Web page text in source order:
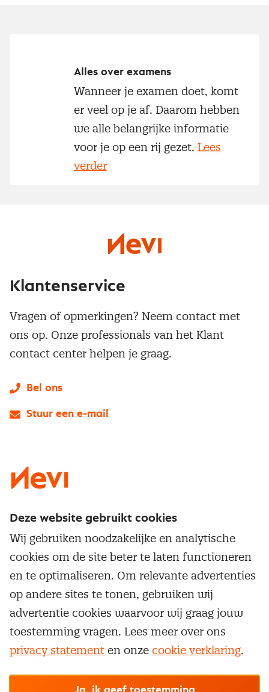
Alles over examens
Wanneer je examen doet, komt
er veel op je af. Daarom hebben
we alle belangrijke informatie
voor je op een rij gezet. Lees
verder
Service & contact
Over inkoop
Netwerk en communities
Aanmelden nieuwsbrief
Word lid van Nevi
Inkoop vacatures
Populaire thema's
Aanbesteden
Contractmanagement
Kostenmanagement
Onderhandelen
Supply management
Opleidingen en trainingen
Trainingen
Opleidingen
Maatwerk
Klantenservice
Vragen of opmerkingen? Neem contact met
ons op. Onze professionals van het Klant
contact center helpen je graag.
Bel ons
Stuur een e-mail
Cookievoorkeuren beherenOnzealgemene
© Nevi.nl
Deze website gebruikt cookies
Wij gebruiken noodzakelijke en analytische
cookies om de site beter te laten functioneren
en te optimaliseren. Om relevante advertenties
op andere sites te tonen, gebruiken wij
advertentie cookies waarvoor wij graag jouw
toestemming vragen. Lees meer over ons
privacy statement en onze cookie verklaring.